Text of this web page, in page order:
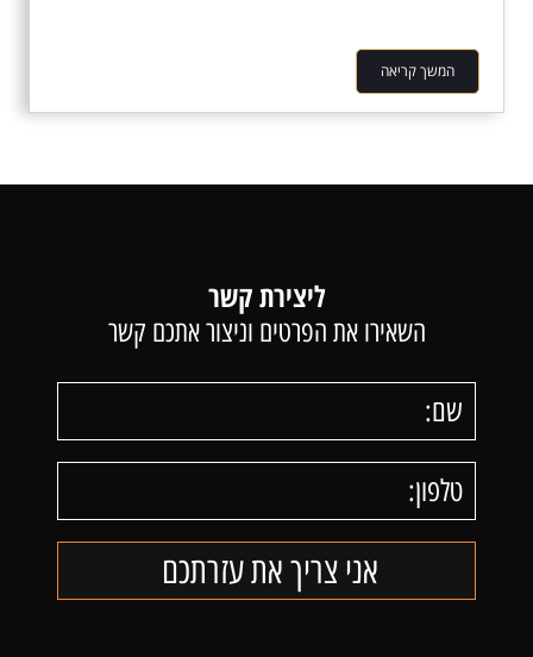
המשך קריאה
ליצירת קשר
השאירו את הפרטים וניצור אתכם קשר